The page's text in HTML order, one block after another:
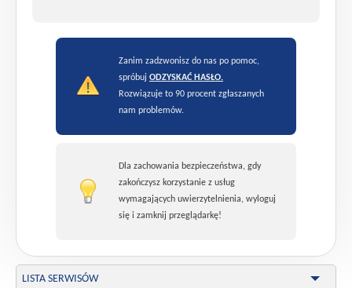
Zanim zadzwonisz do nas po pomoc,
spróbuj ODZYSKAĆ HASŁO.
Rozwiązuje to 90 procent zgłaszanych
nam problemów.
Dla zachowania bezpieczeństwa, gdy
zakończysz korzystanie z usług
wymagających uwierzytelnienia, wyloguj
się i zamknij przeglądarkę!
LISTA SERWISÓW